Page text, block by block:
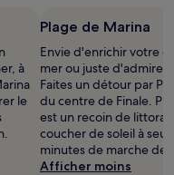
à
le
Plage de Marina
Envie d'enrichir votre
mer ou juste d'admirer
Faites un détour par
du centre de Finale.
est un recoin de littoral
coucher de soleil à
minutes de marche de
Afficher moins